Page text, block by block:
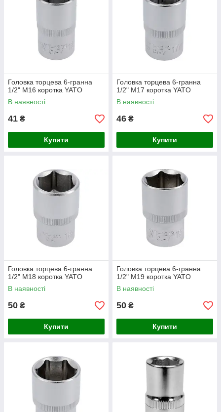
Головка торцева 6-гранна
1/2" М16 коротка YATO
В наявності
41 ₴
Купити
Головка торцева 6-гранна
1/2" М17 коротка YATO
В наявності
46 ₴
Купити
Головка торцева 6-гранна
1/2" М18 коротка YATO
В наявності
50 ₴
Купити
Головка торцева 6-гранна
1/2" М19 коротка YATO
В наявності
50 ₴
Купити